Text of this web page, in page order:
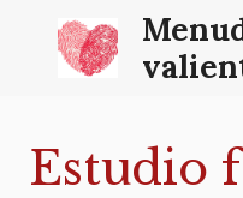
Saltar
Estudio